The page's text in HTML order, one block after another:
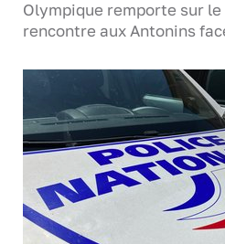
Olympique remporte sur
rencontre aux Antonins